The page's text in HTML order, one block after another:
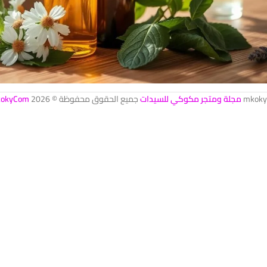
mkokyمجلة ومتجر مكوكي للسيداتجميع الحقوق محفوظة © 2026